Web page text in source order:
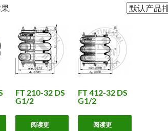
FT 210-32 DS
G1/2
阅读更
FT 412-32 DS
G1/2
阅读更